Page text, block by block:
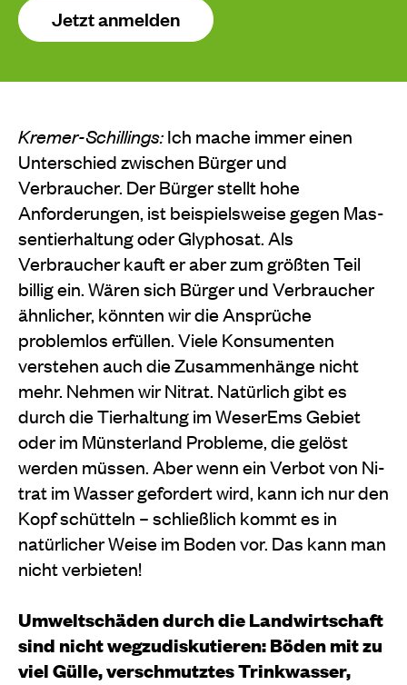
Jetzt anmelden
Kremer-Schillings:Ich mache immer einen
Unterschied zwischen Bürger und
Verbraucher. Der Bürger stellt hohe
Anforderungen, ist beispielsweise gegen Mas­
sentierhaltung oder Glyphosat. Als
Verbraucher kauft er aber zum größten Teil
billig ein. Wären sich Bürger und Verbraucher
ähnlicher, könnten wir die Ansprü­che
problemlos erfüllen. Viele Konsumenten
verste­hen auch die Zusammenhänge nicht
mehr. Nehmen wir Nitrat. Natürlich gibt es
durch die Tierhaltung im Weser­Ems­ Gebiet
oder im Münsterland Probleme, die gelöst
werden müssen. Aber wenn ein Verbot von Ni­
trat im Wasser gefordert wird, kann ich nur den
Kopf schütteln – schließlich kommt es in
natürlicher Weise im Boden vor. Das kann man
nicht verbieten!
Umweltschäden durch die Landwirtschaft
sind nicht wegzudiskutieren: Böden mit zu
viel Gülle, verschmutztes Trinkwasser,